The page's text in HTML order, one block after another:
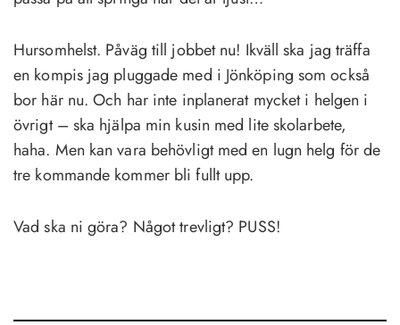
Hursomhelst. Påväg till jobbet nu! Ikväll ska jag träffa
en kompis jag pluggade med i Jönköping som också
bor här nu. Och har inte inplanerat mycket i helgen i
övrigt – ska hjälpa min kusin med lite skolarbete,
haha. Men kan vara behövligt med en lugn helg för de
tre kommande kommer bli fullt upp.
Vad ska ni göra? Något trevligt? PUSS!